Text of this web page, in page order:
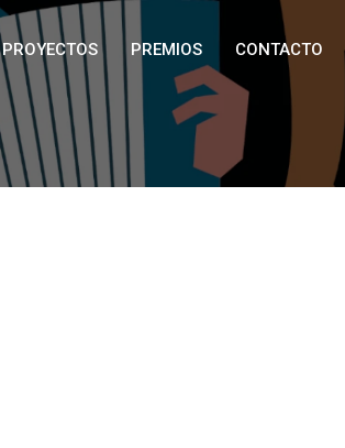
PROYECTOS PREMIOS CONTACTO